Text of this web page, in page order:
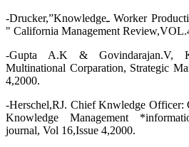
-Drucker,”Knowledgeـ Worker Productivity: the Biggest Challenge
" California Management
-Gupta A.K & Govindarajan.V,
Multinational Corparation, Strategic
4,2000.
-Herschel,RJ. Chief Knwledge Officer:
Knowledge Management
journal, Vol 16,Issue 4,2000.